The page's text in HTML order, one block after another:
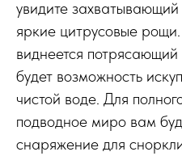
увидите
яркие цитрусовые
виднеется
будет возможность
чистой воде. Для
подводное миро вам
снаряжение для